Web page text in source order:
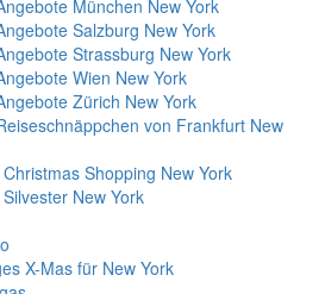
München New York
Salzburg New York
Strassburg New York
Wien New York
Zürich New York
von Frankfurt New
Shopping New York
New York
X-Mas für New York